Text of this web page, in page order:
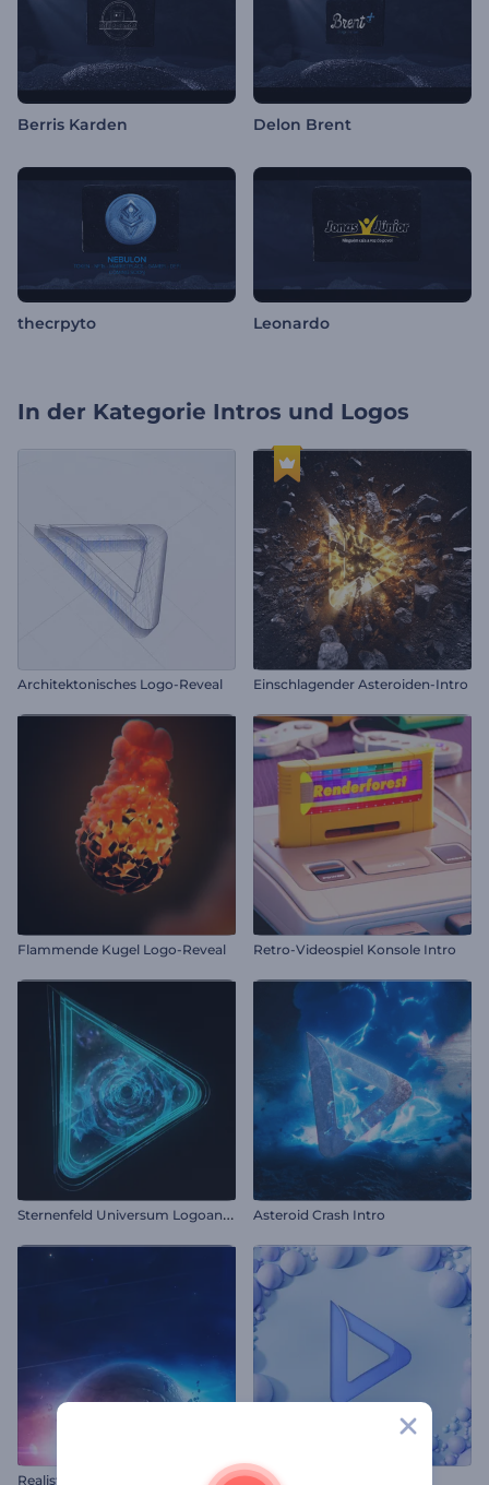
Berris Karden Delon Brent
thecrpyto Leonardo
In der Kategorie Intros und Logos
Architektonisches Logo-Reveal Einschlagender Asteroiden-Intro
Flammende Kugel Logo-Reveal Retro-Videospiel Konsole Intro
S
ternenfeld Universum Logoanimation Asteroid Crash Intro
Realistisches Universum-Intro Weichbälle Logo Reveal